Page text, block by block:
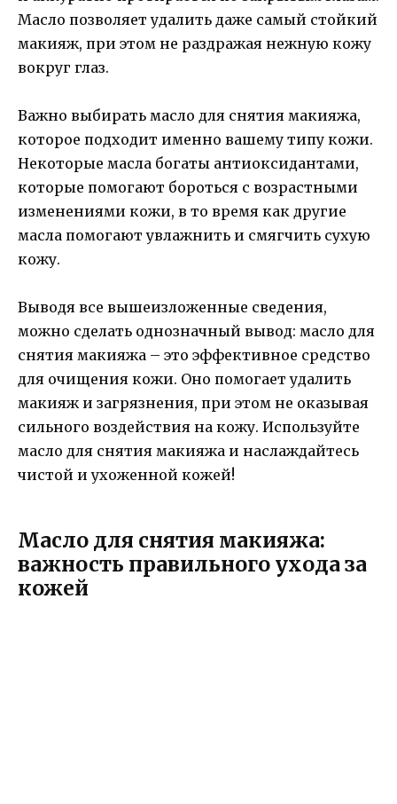
Масло позволяет удалить даже самый стойкий
макияж, при этом не раздражая нежную кожу
вокруг глаз.
Важно выбирать масло для снятия макияжа,
которое подходит именно вашему типу кожи.
Некоторые масла богаты антиоксидантами,
которые помогают бороться с возрастными
изменениями кожи, в то время как другие
масла помогают увлажнить и смягчить сухую
кожу.
Выводя все вышеизложенные сведения,
можно сделать однозначный вывод: масло для
снятия макияжа – это эффективное средство
для очищения кожи. Оно помогает удалить
макияж и загрязнения, при этом не оказывая
сильного воздействия на кожу. Используйте
масло для снятия макияжа и наслаждайтесь
чистой и ухоженной кожей!
Масло для снятия макияжа:
важность правильного ухода за
кожей